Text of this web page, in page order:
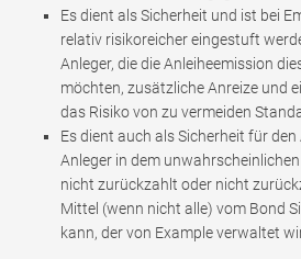
Es dient als Sicherheit und ist bei
relativ risikoreicher eingestuft
Anleger, die die Anleiheemission
möchten, zusätzliche Anreize und
das Risiko von zu vermeiden
Es dient auch als Sicherheit für den
Anleger in dem
nicht zurückzahlt oder nicht
Mittel (wenn nicht alle) vom Bond
kann, der von Example verwaltet